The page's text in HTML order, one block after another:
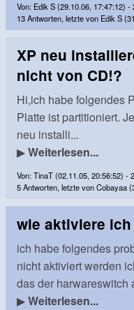
Von: Edik S (29.10.06, 17:47:12) -
13 Antworten, letzte von Edik S
XP neu
nicht von CD!?
Hi,ich habe folgendes
Platte ist partitioniert.
neu installi...
▶Weiterlesen...
Von: TinaT (02.11.05, 20:56:52) -
5 Antworten, letzte von Cobayaa
wie aktiviere
ich habe folgendes
nicht aktiviert werden
das der harwareswitch
▶Weiterlesen...